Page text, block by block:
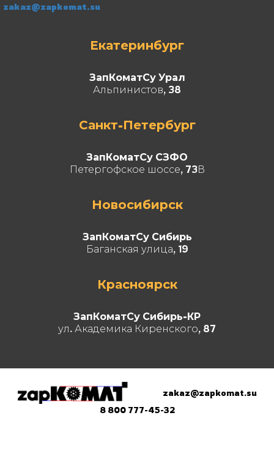
zakaz@zapkomat.su
Екатеринбург
ЗапКоматСу Урал
Альпинистов, 38
Санкт-Петербург
ЗапКоматСу СЗФО
Петергофское шоссе, 73В
Новосибирск
ЗапКоматСу Сибирь
Баганская улица, 19
Красноярск
ЗапКоматСу Сибирь-КР
ул. Академика Киренского, 87
zakaz@zapkomat.su
8 800 777-45-32